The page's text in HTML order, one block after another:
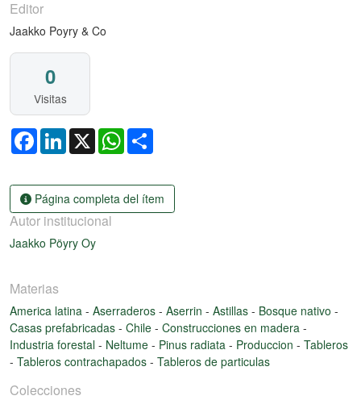
Editor
Jaakko Poyry & Co
0
Visitas
FacebookLinkedIn
X WhatsApp
Página completa del ítem
Autor institucional
Jaakko Pöyry Oy
Materias
America latina - Aserraderos - Aserrin - Astillas - Bosque nativo -
Casas prefabricadas - Chile - Construcciones en madera -
Industria forestal - Neltume - Pinus radiata - Produccion - Tableros
- Tableros contrachapados - Tableros de particulas
Colecciones